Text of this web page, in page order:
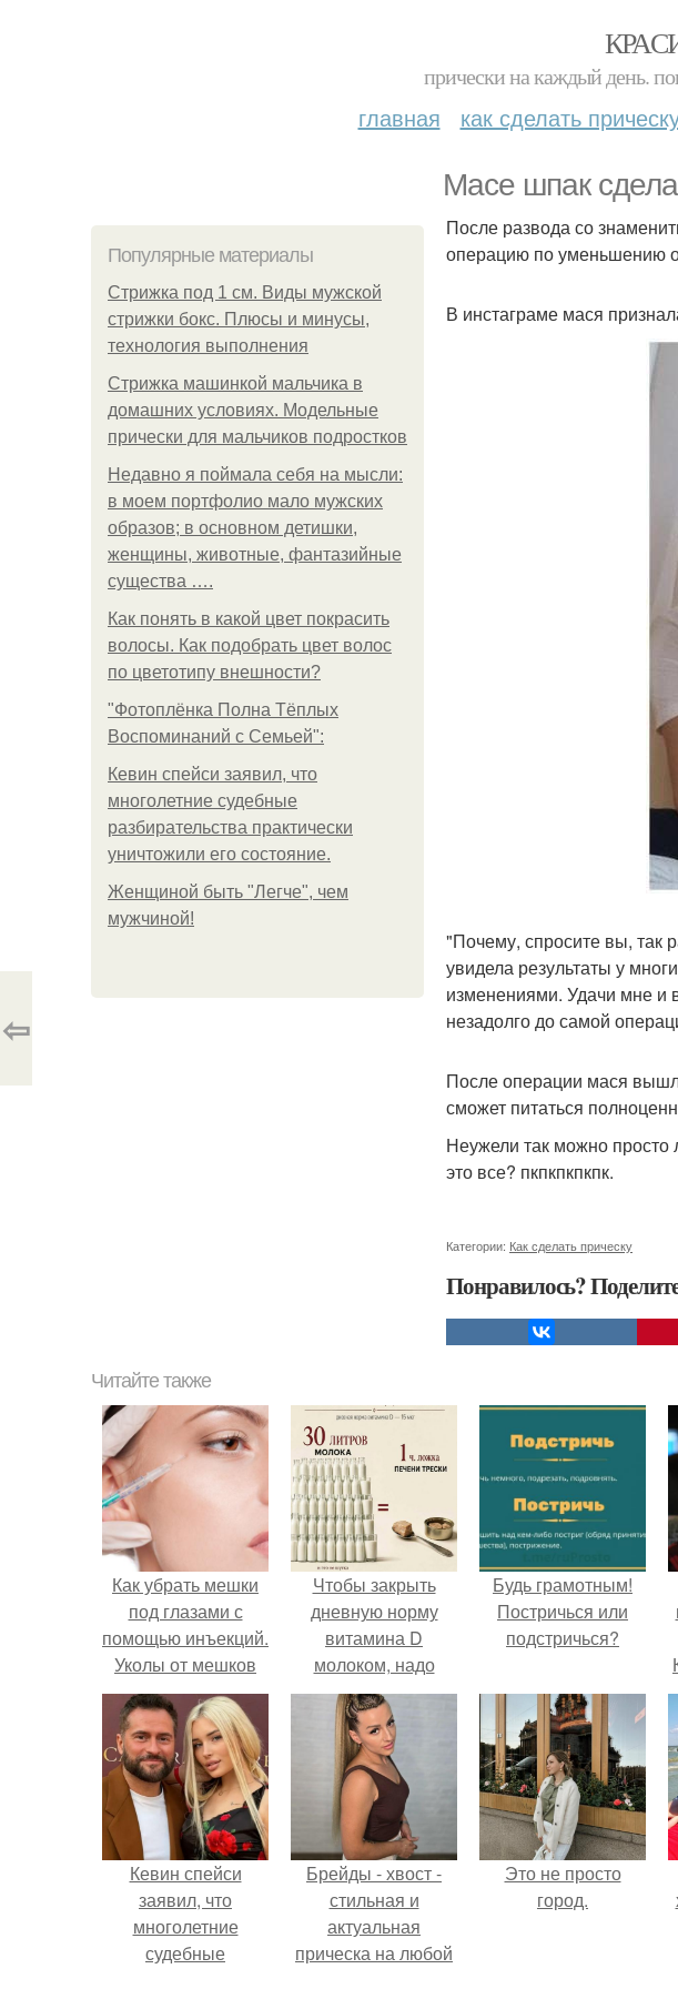
прически на каждый день.
главная как сделать
Масе шпак
Популярные материалы
Стрижка под 1 см. Виды мужской
стрижки бокс. Плюсы и минусы,
технология выполнения
Стрижка машинкой мальчика в
домашних условиях. Модельные
прически для мальчиков подростков
Недавно я поймала себя на мысли:
в моем портфолио мало мужских
образов; в основном детишки,
женщины, животные, фантазийные
существа ….
Как понять в какой цвет покрасить
волосы. Как подобрать цвет волос
по цветотипу внешности?
"Фотоплёнка Полна Тёплых
Воспоминаний с Семьей":
Кевин спейси заявил, что
многолетние судебные
разбирательства практически
уничтожили его состояние.
Женщиной быть "Легче", чем
мужчиной!
После развода со
операцию по уменьшению
В инстаграме мася
"Почему, спросите вы, так
увидела результаты у
изменениями. Удачи мне и
незадолго до самой
После операции мася
сможет питаться
Неужели так можно просто
это все? пкпкпкпкпк.
Категории: Как сделать прическу
Понравилось?
⇦
Читайте также
Как убрать мешки
под глазами с
помощью инъекций.
Уколы от мешков
под глазами
Чтобы закрыть
дневную норму
витамина D
молоком, надо
выпить 30 литров
или съесть одну
чайную ложку
печени трески.
Будь грамотным!
Постричься или
подстричься?
Кевин спейси
заявил, что
многолетние
судебные
Брейды - хвост -
стильная и
актуальная
прическа на любой
Это не просто
город.